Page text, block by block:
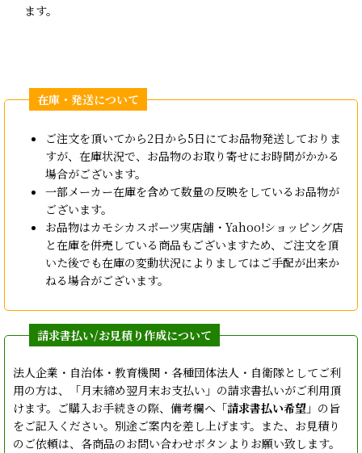
ます。
ご注文を頂いてから2日から5日にてお品物発送しておりま
すが、在庫状況で、お品物のお取り寄せにお時間がかかる
場合がございます。
一部メーカー在庫を含めて数量の反映をしているお品物が
ございます。
お品物はカモシカスポーツ実店舗・Yahoo!ショッピング店
と在庫を併売している商品もございますため、ご注文を頂
いた後でも在庫の変動状況によりましてはご手配が出来か
ねる場合がございます。
法人企業・自治体・教育機関・各種団体法人・自衛隊としてご利
用の方は、「月末締め翌月末お支払い」の請求書払いがご利用頂
けます。ご購入お手続きの際、備考欄へ「請求書払い希望 」の旨
をご記入ください。別途ご案内を差し上げます。また、お見積り
のご依頼は、各商品のお問い合わせボタンよりお願い致します。